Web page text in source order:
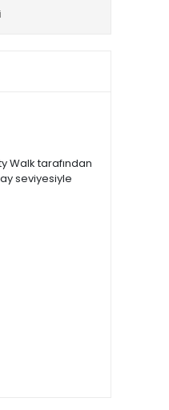
Walk tarafından
seviyesiyle